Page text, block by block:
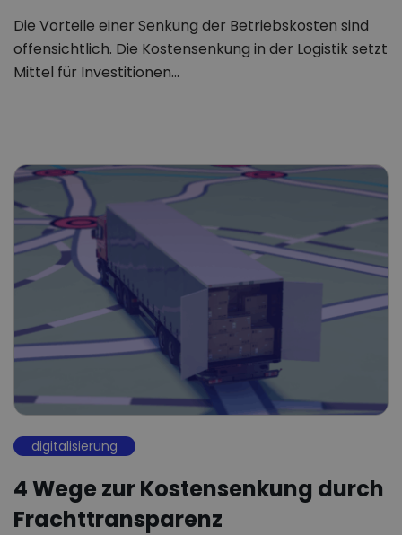
Die Vorteile einer Senkung der Betriebskosten sind
offensichtlich. Die Kostensenkung in der Logistik setzt
Mittel für Investitionen…
digitalisierung
4 Wege zur Kostensenkung durch
Frachttransparenz